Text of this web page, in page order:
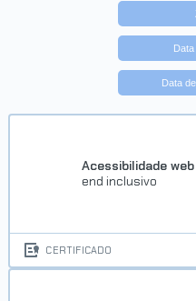
Data
Acessibilidade
end inclusivo
CERTIFICADO